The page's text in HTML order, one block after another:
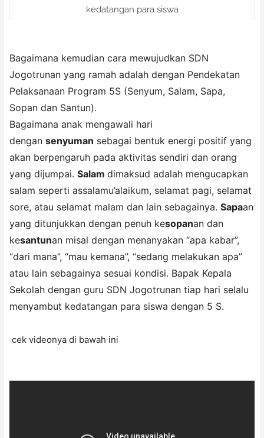
kedatangan para siswa
Bagaimana kemudian cara mewujudkan SDN
Jogotrunan yang ramah adalah dengan Pendekatan
Pelaksanaan Program 5S (Senyum, Salam, Sapa,
Sopan dan Santun).
Bagaimana anak mengawali hari
dengan senyuman sebagai bentuk energi positif yang
akan berpengaruh pada aktivitas sendiri dan orang
yang dijumpai. Salam dimaksud adalah mengucapkan
salam seperti assalamu’alaikum, selamat pagi, selamat
sore, atau selamat malam dan lain sebagainya. Sapaan
yang ditunjukkan dengan penuh kesopanan dan
kesantunan misal dengan menanyakan “apa kabar”,
“dari mana”, “mau kemana”, “sedang melakukan apa”
atau lain sebagainya sesuai kondisi. Bapak Kepala
Sekolah dengan guru SDN Jogotrunan tiap hari selalu
menyambut kedatangan para siswa dengan 5 S.
cek videonya di bawah ini